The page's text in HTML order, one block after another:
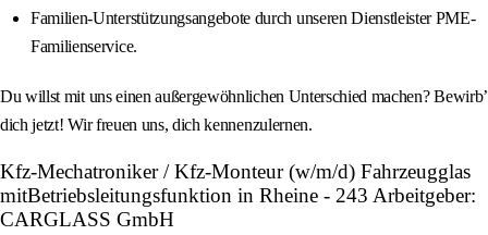
Familien-Unterstützungsangebote durch unseren Dienstleister PME-
Familienservice.
Du willst mit uns einen außergewöhnlichen Unterschied machen? Bewirb’
dich jetzt! Wir freuen uns, dich kennenzulernen.
Kfz-Mechatroniker / Kfz-Monteur (w/m/d) Fahrzeugglas
mitBetriebsleitungsfunktion in Rheine - 243 Arbeitgeber:
CARGLASS GmbH